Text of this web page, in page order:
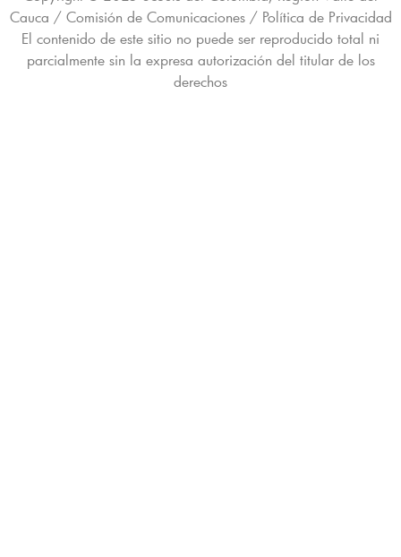
Cauca / Comisión de Comunicaciones / Política de Privacidad
El contenido de este sitio no puede ser reproducido total ni
parcialmente sin la expresa autorización del titular de los
derechos